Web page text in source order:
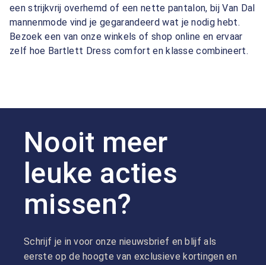
een strijkvrij overhemd of een nette pantalon, bij Van Dal
mannenmode vind je gegarandeerd wat je nodig hebt.
Bezoek een van onze winkels of shop online en ervaar
zelf hoe Bartlett Dress comfort en klasse combineert.
Nooit meer
leuke acties
missen?
Schrijf je in voor onze nieuwsbrief en blijf als
eerste op de hoogte van exclusieve kortingen en